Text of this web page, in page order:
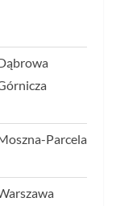
Parcela